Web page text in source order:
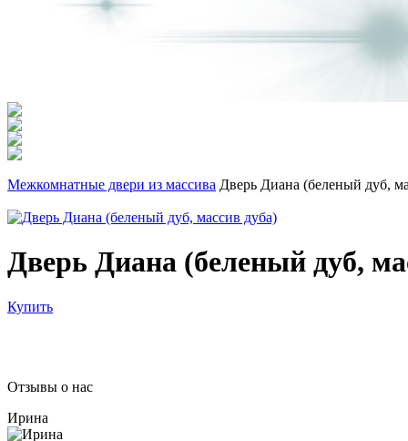
Межкомнатные двери из массива Дверь Диана (беленый дуб,
Дверь Диана (беленый дуб,
Купить
Отзывы о нас
Ирина